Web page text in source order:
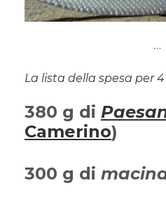
…
La lista della spesa per
380 g di
Camerino)
300 g di